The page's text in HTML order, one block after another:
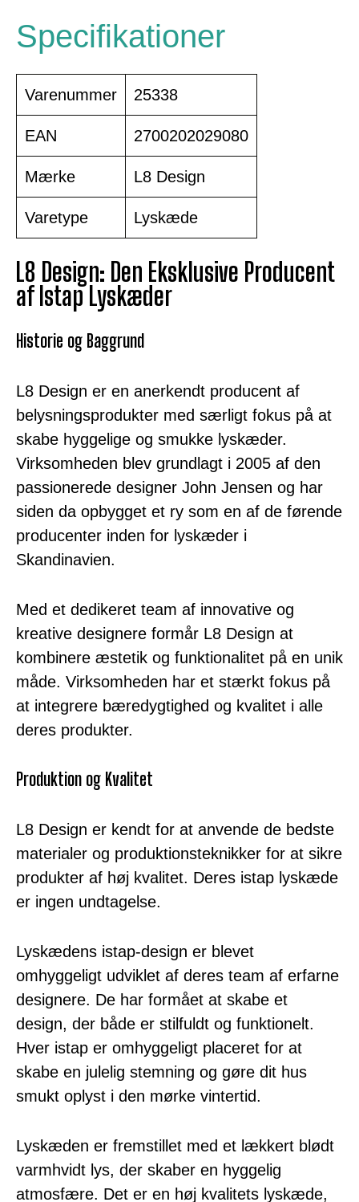
Specifikationer
Varenummer 25338
EAN 2700202029080
Mærke L8 Design
Varetype Lyskæde
L8 Design: Den Eksklusive Producent
af Istap Lyskæder
Historie og Baggrund
L8 Design er en anerkendt producent af
belysningsprodukter med særligt fokus på at
skabe hyggelige og smukke lyskæder.
Virksomheden blev grundlagt i 2005 af den
passionerede designer John Jensen og har
siden da opbygget et ry som en af de førende
producenter inden for lyskæder i
Skandinavien.
Med et dedikeret team af innovative og
kreative designere formår L8 Design at
kombinere æstetik og funktionalitet på en unik
måde. Virksomheden har et stærkt fokus på
at integrere bæredygtighed og kvalitet i alle
deres produkter.
Produktion og Kvalitet
L8 Design er kendt for at anvende de bedste
materialer og produktionsteknikker for at sikre
produkter af høj kvalitet. Deres istap lyskæde
er ingen undtagelse.
Lyskædens istap-design er blevet
omhyggeligt udviklet af deres team af erfarne
designere. De har formået at skabe et
design, der både er stilfuldt og funktionelt.
Hver istap er omhyggeligt placeret for at
skabe en julelig stemning og gøre dit hus
smukt oplyst i den mørke vintertid.
Lyskæden er fremstillet med et lækkert blødt
varmhvidt lys, der skaber en hyggelig
atmosfære. Det er en høj kvalitets lyskæde,